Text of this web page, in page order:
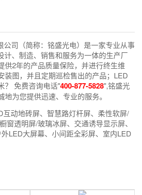
公司（简称：铭盛光电）是一家专业从事
计、制造、销售和服务为一体的生产厂
供2年的产品质量保险，并进行终生维
装图，并且定期巡检售出的产品；LED
？ 免费咨询电话"400-877-5828",铭盛光
地为您提供迅速、专业的服务。
互动地砖屏、智慧路灯杆屏、柔性软屏/
窗透明屏/玻璃冰屏、交通诱导显示屏、
LED大屏幕、小间距全彩屏、室内LED